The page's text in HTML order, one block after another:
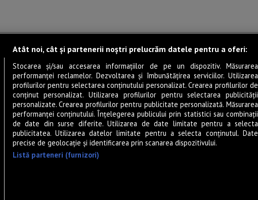
Atât noi, cât și partenerii noștri prelucrăm datele pentru a oferi:
Stocarea și/sau accesarea informațiilor de pe un dispozitiv. Măsurarea
performanței reclamelor. Dezvoltarea și îmbunătățirea serviciilor. Utilizarea
profilurilor pentru selectarea conținutului personalizat. Crearea profilurilor de
conținut personalizat. Utilizarea profilurilor pentru selectarea publicității
personalizate. Crearea profilurilor pentru publicitate personalizată. Măsurarea
performanței conținutului. Înțelegerea publicului prin statistici sau combinații
de date din surse diferite. Utilizarea de date limitate pentru a selecta
publicitatea. Utilizarea datelor limitate pentru a selecta conținutul. Date
precise de geolocație și identificarea prin scanarea dispozitivului.
Listă parteneri (furnizori)